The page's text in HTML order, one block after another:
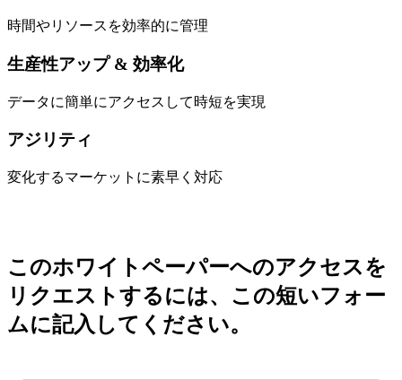
時間やリソースを効率的に管理
生産性アップ & 効率化
データに簡単にアクセスして時短を実現
アジリティ
変化するマーケットに素早く対応
このホワイトペーパーへのアクセスを
リクエストするには、この短いフォー
ムに記入してください。